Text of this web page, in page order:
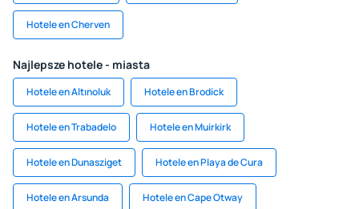
Hotele en Cherven
Najlepsze hotele - miasta
Hotele en Altınoluk Hotele en Brodick
Hotele en Trabadelo Hotele en Muirkirk
Hotele en Dunasziget Hotele en Playa de Cura
Hotele en Arsunda Hotele en Cape Otway